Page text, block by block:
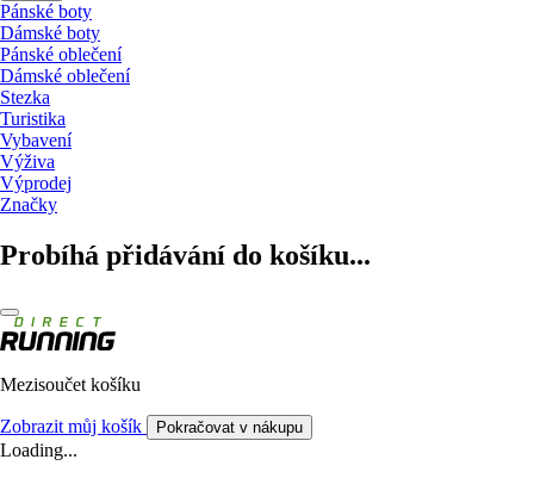
Pánské boty
Dámské boty
Pánské oblečení
Dámské oblečení
Stezka
Turistika
Vybavení
Výživa
Výprodej
Značky
Probíhá přidávání do košíku...
Mezisoučet košíku
Zobrazit můj košík Pokračovat v nákupu
Loading...